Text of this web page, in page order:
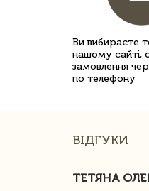
Ви вибираєте
нашому сайті,
замовлення
по телефону
ВІДГУКИ
ТЕТЯНА